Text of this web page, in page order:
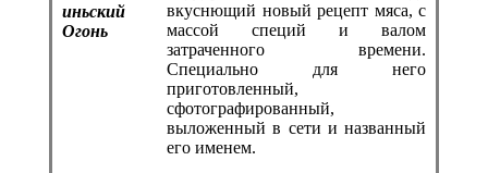
иньский
Огонь
вкуснющий новый рецепт мяса, с
массой специй и валом
затраченного времени.
Специально для него
приготовленный,
сфотографированный,
выложенный в сети и названный
его именем.